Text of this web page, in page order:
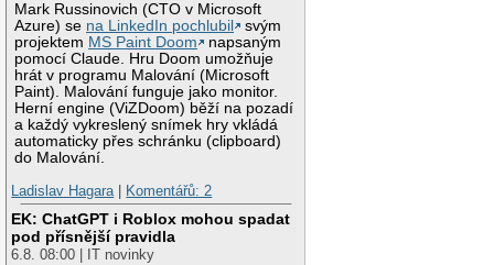
Mark Russinovich (CTO v Microsoft
Azure) se na LinkedIn pochlubil
svým
projektem MS Paint Doom
napsaným
pomocí Claude. Hru Doom umožňuje
hrát v programu Malování (Microsoft
Paint). Malování funguje jako monitor.
Herní engine (ViZDoom) běží na pozadí
a každý vykreslený snímek hry vkládá
automaticky přes schránku (clipboard)
do Malování.
Ladislav Hagara
Komentářů: 2
EK: ChatGPT i Roblox mohou spadat
pod přísnější pravidla
6.8. 08:00 | IT novinky